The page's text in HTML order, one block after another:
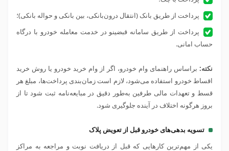
پرداخت از طریق بانک (انتقال درون‌بانکی، بین بانکی و حواله بانکی)؛
پرداخت از طریق سامانه قبضینو در خدمت معامله خودرو با درگاه
حساب امانی.
نکته: براساس راهنمای وام خودرو، اگر از وام خرید خودرو یا روش خرید
اقساط خودرو استفاده می‌شود، لازم است زمان‌بندی پرداخت‌ها، مبلغ هر
قسط و تعهدات مالی طرفین به‌طور دقیق در مبایعه‌نامه ثبت شود تا از
بروز هرگونه اختلاف در آینده جلوگیری شود.
تسویه بدهی‌‌های خودرو قبل از تعویض پلاک
یکی از مهم‌ترین کارهایی که قبل از دریافت نوبت و مراجعه به مراکز